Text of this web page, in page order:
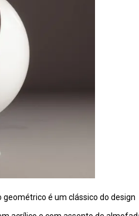
geométrico é um clássico do design